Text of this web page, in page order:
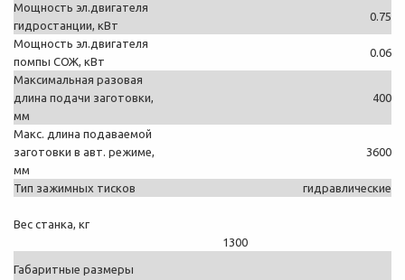
Мощность эл.двигателя
гидростанции, кВт
0.75
Мощность эл.двигателя
помпы СОЖ, кВт
0.06
Максимальная разовая
длина подачи заготовки,
мм
400
Макс. длина подаваемой
заготовки в авт. режиме,
мм
3600
Тип зажимных тисков гидравлические
Вес станка, кг
1300
Габаритные размеры